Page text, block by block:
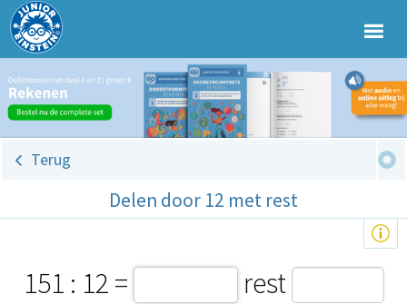
Terug
Delen door 12 met rest
151 : 12 = rest